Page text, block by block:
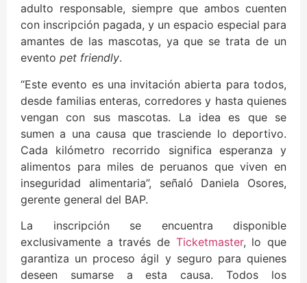
adulto responsable, siempre que ambos cuenten
con inscripción pagada, y un espacio especial para
amantes de las mascotas, ya que se trata de un
evento pet friendly.
“Este evento es una invitación abierta para todos,
desde familias enteras, corredores y hasta quienes
vengan con sus mascotas. La idea es que se
sumen a una causa que trasciende lo deportivo.
Cada kilómetro recorrido significa esperanza y
alimentos para miles de peruanos que viven en
inseguridad alimentaria”, señaló Daniela Osores,
gerente general del BAP.
La inscripción se encuentra disponible
exclusivamente a través de Ticketmaster, lo que
garantiza un proceso ágil y seguro para quienes
deseen sumarse a esta causa. Todos los